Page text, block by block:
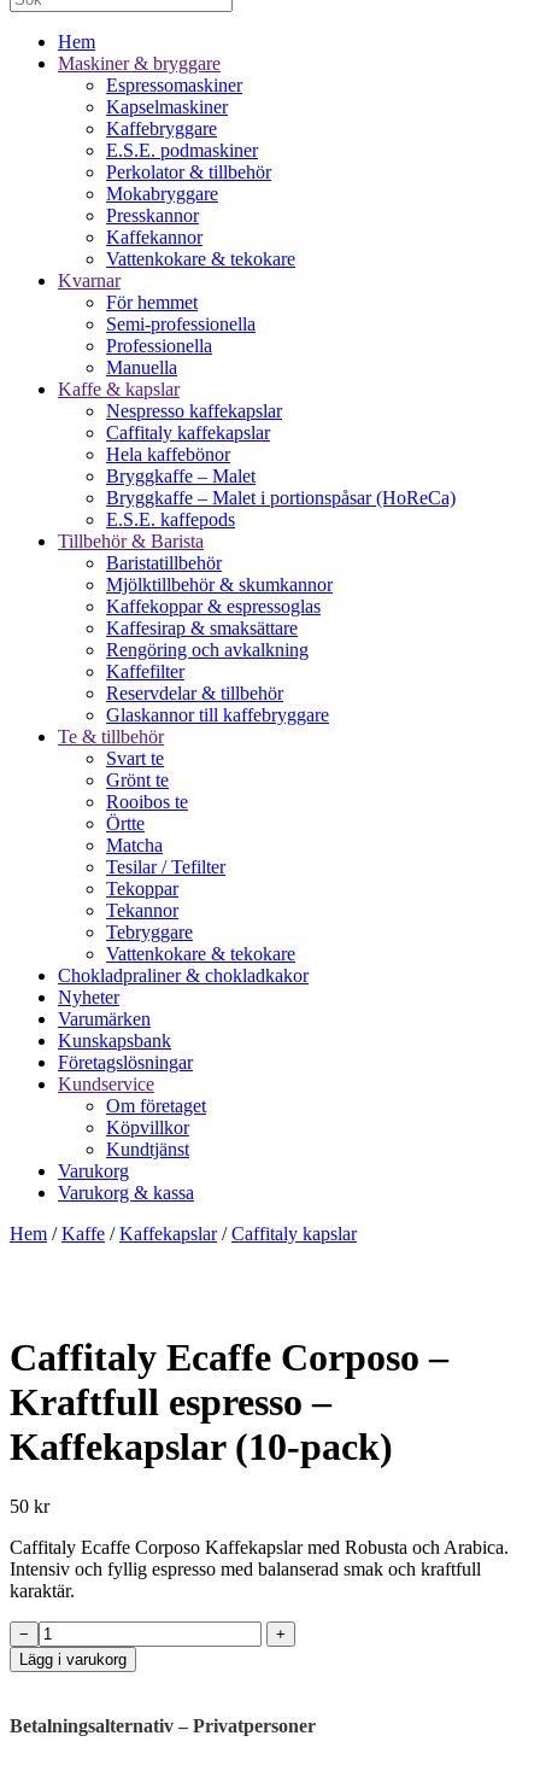
Hem
Maskiner & bryggare
Espressomaskiner
Kapselmaskiner
Kaffebryggare
E.S.E. podmaskiner
Perkolator & tillbehör
Mokabryggare
Presskannor
Kaffekannor
Vattenkokare & tekokare
Kvarnar
För hemmet
Semi-professionella
Professionella
Manuella
Kaffe & kapslar
Nespresso kaffekapslar
Caffitaly kaffekapslar
Hela kaffebönor
Bryggkaffe – Malet
Bryggkaffe – Malet i portionspåsar (HoReCa)
E.S.E. kaffepods
Tillbehör & Barista
Baristatillbehör
Mjölktillbehör & skumkannor
Kaffekoppar & espressoglas
Kaffesirap & smaksättare
Rengöring och avkalkning
Kaffefilter
Reservdelar & tillbehör
Glaskannor till kaffebryggare
Te & tillbehör
Svart te
Grönt te
Rooibos te
Örtte
Matcha
Tesilar / Tefilter
Tekoppar
Tekannor
Tebryggare
Vattenkokare & tekokare
Chokladpraliner & chokladkakor
Nyheter
Varumärken
Kunskapsbank
Företagslösningar
Kundservice
Om företaget
Köpvillkor
Kundtjänst
Varukorg
Varukorg & kassa
Hem /Kaffe /Kaffekapslar/Caffitaly kapslar
Caffitaly Ecaffe Corposo –
Kraftfull espresso –
Kaffekapslar (10-pack)
50 kr
Caffitaly Ecaffe Corposo Kaffekapslar med Robusta och Arabica.
Intensiv och fyllig espresso med balanserad smak och kraftfull
karaktär.
Caffitaly
Ecaffe
Corposo
Kraftfull
espresso
−
+
Lägg i varukorg
Betalningsalternativ – Privatpersoner